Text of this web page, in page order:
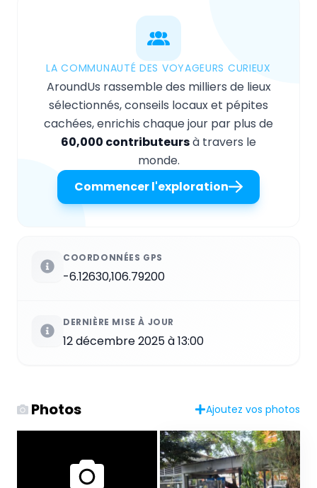
LA COMMUNAUTÉ DES VOYAGEURS CURIEUX
AroundUs rassemble des milliers de lieux
sélectionnés, conseils locaux et pépites
cachées, enrichis chaque jour par plus de
60,000 contributeursà travers le
monde.
Commencer l'exploration
COORDONNÉES GPS
-6.12630,106.79200
DERNIÈRE MISE À JOUR
12 décembre 2025 à 13:00
Photos Ajoutez vos photos